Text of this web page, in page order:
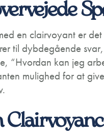
en clairvoyant er
til dybdegående
“Hvordan kan jeg
mulighed for at